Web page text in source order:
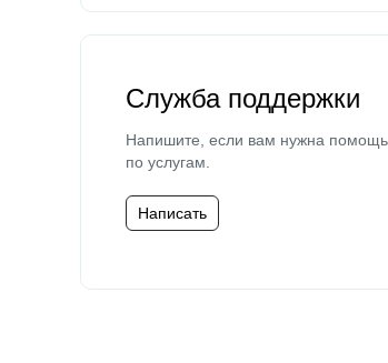
Служба поддержки
Напишите, если вам нужна помощь
по услугам.
Написать